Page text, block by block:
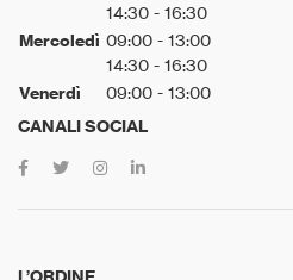
14:30 - 16:30
Mercoledì 09:00 - 13:00
14:30 - 16:30
Venerdì 09:00 - 13:00
CANALI SOCIAL